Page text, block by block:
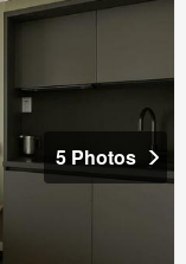
5 Photos